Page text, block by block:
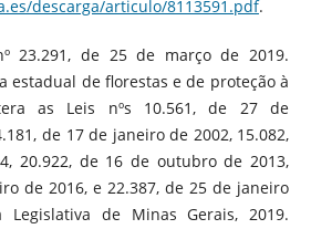
descarga/articulo/8113591.pdf.
23.291, de 25 de março de 2019.
estadual de florestas e de proteção à
as Leis nºs 10.561, de 27 de
de 17 de janeiro de 2002, 15.082,
20.922, de 16 de outubro de 2013,
de 2016, e 22.387, de 25 de janeiro
Legislativa de Minas Gerais, 2019.